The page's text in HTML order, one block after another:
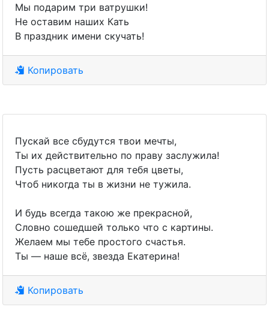
Мы подарим три ватрушки!
Не оставим наших Кать
В праздник имени скучать!
Копировать
Пускай все сбудутся твои мечты,
Ты их действительно по праву заслужила!
Пусть расцветают для тебя цветы,
Чтоб никогда ты в жизни не тужила.
И будь всегда такою же прекрасной,
Словно сошедшей только что с картины.
Желаем мы тебе простого счастья.
Ты — наше всё, звезда Екатерина!
Копировать